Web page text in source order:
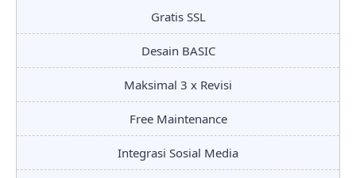
Gratis SSL
Desain BASIC
Maksimal 3 x Revisi
Free Maintenance
Integrasi Sosial Media